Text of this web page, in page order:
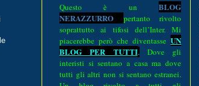
Questo è un BLOG
NERAZZURRO pertanto rivolto
soprattutto ai tifosi dell’Inter. Mi
piacerebbe però che diventasse UN
BLOG PER TUTTI.
Dove gli
interisti si sentano a casa ma dove
tutti gli altri non si sentano estranei.